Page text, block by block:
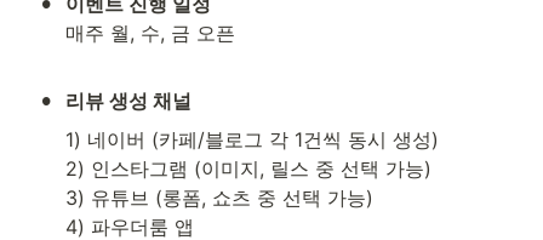
매주 월, 수, 금 오픈
•
리뷰 생성 채널
1) 네이버 (카페/블로그 각 1건씩 동시 생성)
2) 인스타그램 (이미지, 릴스 중 선택 가능)
3) 유튜브 (롱폼, 쇼츠 중 선택 가능)
4) 파우더룸 앱